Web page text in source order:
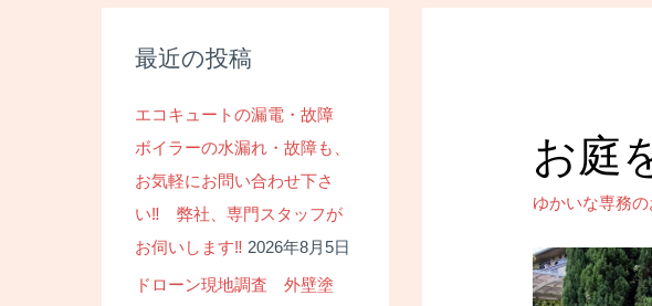
最近の投稿
エコキュートの漏電・故障
ボイラーの水漏れ・故障も、
お気軽にお問い合わせ下さ
い‼ 弊社、専門スタッフが
お伺いします‼ 2026年8月5日
ドローン現地調査 外壁塗
お庭
ゆかいな専務